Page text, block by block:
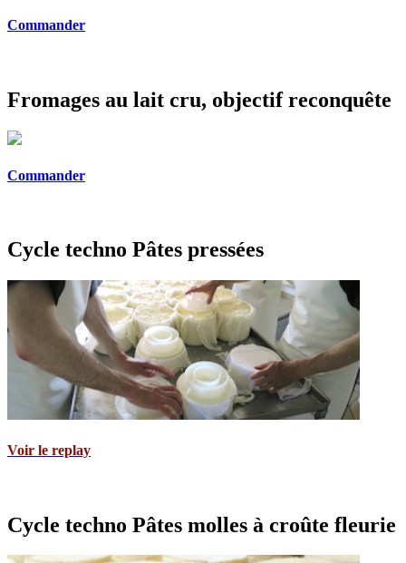
Commander
Fromages au lait cru, objectif reconquête
Commander
Cycle techno Pâtes pressées
Voir le replay
Cycle techno Pâtes molles à croûte fleurie